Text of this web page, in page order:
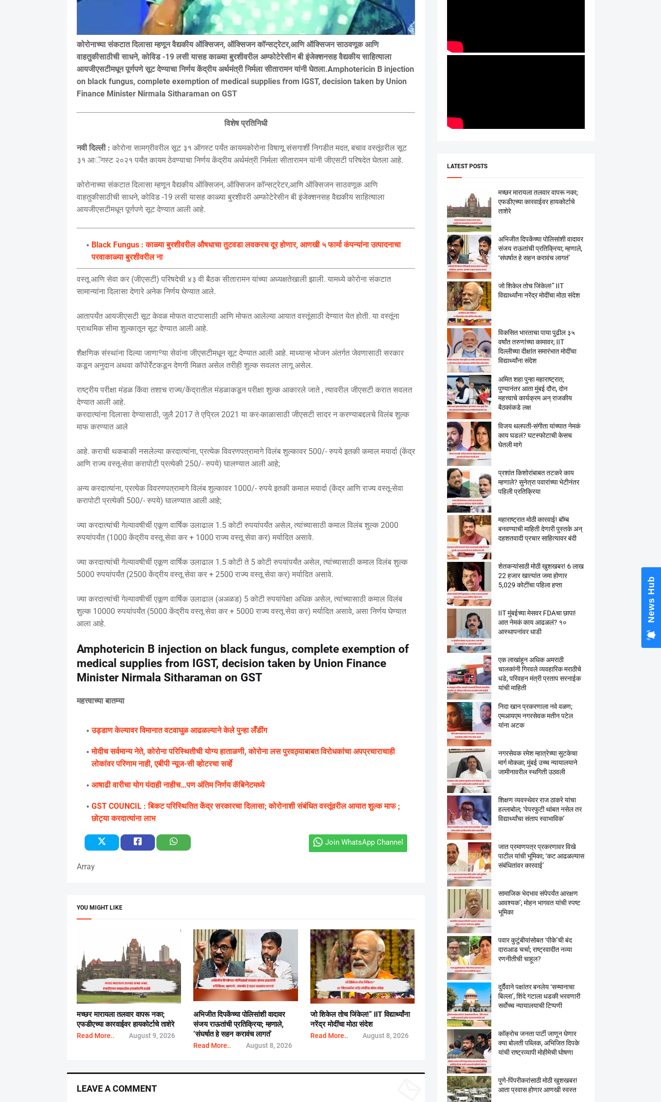
कोरोनाच्या संकटात दिलासा म्हणून वैद्यकीय ऑक्सिजन, ऑक्सिजन कॉन्सट्रेटर,आणि ऑक्सिजन साठवणूक आणि
वाहतुकीसाठीची साधने, कोविड -19 लसी यासह काळ्या बुरशीवरील अम्फोटेरेसीन बी इंजेक्शनसह वैद्यकीय साहित्याला
आयजीएसटीमधून पूर्णपणे सूट देण्याचा निर्णय केंद्रीय अर्थमंत्री निर्मला सीतारामन यांनी घेतला.Amphotericin B injection
on black fungus, complete exemption of medical supplies from IGST, decision taken by Union
Finance Minister Nirmala Sitharaman on GST
विशेष प्रतिनिधी
नवी दिल्ली : कोरोना सामग्रीवरील सूट ३१ ऑगस्ट पर्यंत कायमकोरोना विषाणू संसगार्शी निगडीत मदत, बचाव वस्तूंवरील सूट
३१ आॅगस्ट २०२१ पर्यंत कायम ठेवण्याचा निर्णय केंद्रीय अर्थमंत्री निर्मला सीतारामन यांनी जीएसटी परिषदेत घेतला आहे.
कोरोनाच्या संकटात दिलासा म्हणून वैद्यकीय ऑक्सिजन, ऑक्सिजन कॉन्सट्रेटर,आणि ऑक्सिजन साठवणूक आणि
वाहतुकीसाठीची साधने, कोविड -19 लसी यासह काळ्या बुरशीवरी अम्फोटेरेसीन बी इंजेक्शनसह वैद्यकीय साहित्याला
आयजीएसटीमधून पूर्णपणे सूट देण्यात आली आहे.
Black Fungus : काळ्या बुरशीवरील औषधाचा तुटवडा लवकरच दूर होणार, आणखी ५ फार्मा कंपन्यांना उत्पादनाचा
परवाकाळ्या बुरशीवरील ना
वस्तू आणि सेवा कर (जीएसटी) परिषदेची ४३ वी बैठक सीतारामन यांच्या अध्यक्षतेखाली झाली. यामध्ये कोरोना संकटात
सामान्यांना दिलासा देणारे अनेक निर्णय घेण्यात आले.
आतापर्यंत आयजीएसटी सूट केवळ मोफत वाटपासाठी आणि मोफत आलेल्या आयात वस्तूंसाठी देण्यात येत होती. या वस्तूंना
प्राथमिक सीमा शुल्कातून सूट देण्यात आली आहे.
शैक्षणिक संस्थांना दिल्या जाणाºया सेवांना जीएसटीमधून सूट देण्यात आली आहे. माध्यान्ह भोजन अंतर्गत जेवणासाठी सरकार
कडून अनुदान अथवा कॉपोर्रेटकडून देणगी मिळत असेल तरीही शुल्क सवलत लागू असेल.
राष्ट्रीय परीक्षा मंडळ किंवा तशाच राज्य/केंद्रातील मंडळाकडून परीक्षा शुल्क आकारले जाते , त्यावरील जीएसटी करात सवलत
देण्यात आली आहे.
करदात्यांना दिलासा देण्यासाठी, जुलै 2017 ते एप्रिल 2021 या कर-काळासाठी जीएसटी सादर न करण्याबद्दलचे विलंब शुल्क
माफ करण्यात आले
आहे. कराची थकबाकी नसलेल्या करदात्यांना, प्रत्येक विवरणपत्रामागे विलंब शुल्कावर 500/- रुपये इतकी कमाल मयार्दा (केंद्र
आणि राज्य वस्तू-सेवा करापोटी प्रत्येकी 250/- रुपये) घालण्यात आली आहे;
अन्य करदात्यांना, प्रत्येक विवरणपत्रामागे विलंब शुल्कावर 1000/- रुपये इतकी कमाल मयार्दा (केंद्र आणि राज्य वस्तू-सेवा
करापोटी प्रत्येकी 500/- रुपये) घालण्यात आली आहे;
ज्या करदात्यांची गेल्यावषीर्ची एकूण वार्षिक उलाढाल 1.5 कोटी रुपयांपर्यंत असेल, त्यांच्यासाठी कमाल विलंब शुल्क 2000
रुपयांपर्यंत (1000 केंद्रीय वस्तू सेवा कर + 1000 राज्य वस्तू सेवा कर) मर्यादित असावे.
ज्या करदात्यांची गेल्यावषीर्ची एकूण वार्षिक उलाढाल 1.5 कोटी ते 5 कोटी रुपयांपर्यंत असेल, त्यांच्यासाठी कमाल विलंब शुल्क
5000 रुपयांपर्यंत (2500 केंद्रीय वस्तू सेवा कर + 2500 राज्य वस्तू सेवा कर) मर्यादित असावे.
ज्या करदात्यांची गेल्यावषीर्ची एकूण वार्षिक उलाढाल (अअळड) 5 कोटी रुपयांपेक्षा अधिक असेल, त्यांच्यासाठी कमाल विलंब
शुल्क 10000 रुपयांपर्यंत (5000 केंद्रीय वस्तू सेवा कर + 5000 राज्य वस्तू सेवा कर) मर्यादित असावे, असा निर्णय घेण्यात
आला आहे.
Amphotericin B injection on black fungus, complete exemption of
medical supplies from IGST, decision taken by Union Finance
Minister Nirmala Sitharaman on GST
महत्त्वाच्या बातम्या
उड्डाण केल्यावर विमानात वटवाघुळ आढळल्याने केले पुन्हा लॅँडींग
मोदीच सर्वमान्य नेते, कोरोना परिस्थितीची योग्य हाताळणी, कोरोना लस पुरवठ्याबाबत विरोधकांचा अपप्रचाराचाही
लोकांवर परिणाम नाही, एबीपी न्यूज-सी व्होटरचा सर्व्हे
आषाढी वारीचा योग यंदाही नाहीच…पण अंतिम निर्णय कॅबिनेटमध्ये
GST COUNCIL : बिकट परिस्थितित केंद्र सरकारचा दिलासा; कोरोनाशी संबंधित वस्तूंवरील आयात शुल्क माफ ;
छोट्या करदात्यांना लाभ
Join WhatsApp Channel
Array
YOU MIGHT LIKE
मच्छर मारायला तलवार वापरू नका;
एफडीएच्या कारवाईवर हायकोर्टाचे ताशेरे
Read More.. August 9, 2026
अभिजीत दिपकेंच्या पोलिसांशी वादावर
संजय राऊतांची प्रतिक्रिया; म्हणाले,
‘संघर्षात हे सहन करावंच लागतं’
Read More.. August 8, 2026
जो शिकेल तोच जिंकेल!” IIT विद्यार्थ्यांना
नरेंद्र मोदींचा मोठा संदेश
Read More.. August 8, 2026
LEAVE A COMMENT
LATEST POSTS
मच्छर मारायला तलवार वापरू नका;
एफडीएच्या कारवाईवर हायकोर्टाचे
ताशेरे
अभिजीत दिपकेंच्या पोलिसांशी वादावर
संजय राऊतांची प्रतिक्रिया; म्हणाले,
‘संघर्षात हे सहन करावंच लागतं’
जो शिकेल तोच जिंकेल!” IIT
विद्यार्थ्यांना नरेंद्र मोदींचा मोठा संदेश
विकसित भारताचा पाया पुढील ३५
वर्षांत तरुणांच्या कामावर; IIT
दिल्लीच्या दीक्षांत समारंभात मोदींचा
विद्यार्थ्यांना संदेश
अमित शहा पुन्हा महाराष्ट्रात;
पुण्यानंतर आता मुंबई दौरा, दोन
महत्त्वाचे कार्यक्रम अन् राजकीय
बैठकांकडे लक्ष
विजय थलपती-संगीता यांच्यात नेमकं
काय घडलं? घटस्फोटाची केसच
घेतली मागे
प्रशांत किशोरांबाबत तटकरे काय
म्हणाले? सुनेत्रा पवारांच्या भेटीनंतर
पहिली प्रतिक्रिया
महाराष्ट्रात मोठी कारवाई! बॉम्ब
बनवण्याची माहिती देणारी पुस्तके अन्
दहशतवादी प्रचार साहित्यावर बंदी
शेतकऱ्यांसाठी मोठी खुशखबर! 6 लाख
22 हजार खात्यांत जमा होणार
5,029 कोटींचा पहिला हप्ता
IIT मुंबईच्या मेसवर FDAचा छापा!
आत नेमकं काय आढळलं? १०
आस्थापनांवर धाडी
एक लाखांहून अधिक अमराठी
चालकांनी गिरवले व्यवहारिक मराठीचे
धडे, परिवहन मंत्री प्रताप सरनाईक
यांची माहिती
निदा खान प्रकरणाला नवे वळण;
एमआयएम नगरसेवक मतीन पटेल
यांना अटक
नगरसेवक रमेश म्हात्रेच्या सुटकेचा
मार्ग मोकळा; मुंबई उच्च न्यायालयाने
जामीनावरील स्थगिती उठवली
शिक्षण व्यवस्थेवर राज ठाकरे यांचा
हल्लाबोल; ‘पेपरफुटी थांबत नसेल तर
विद्यार्थ्यांचा संताप स्वाभाविक’
जात प्रमाणपत्र प्रकरणावर विखे
पाटील यांची भूमिका; ‘कट आढळल्यास
संबंधितांवर कारवाई’
सामाजिक भेदभाव संपेपर्यंत आरक्षण
आवश्यक’; मोहन भागवत यांची स्पष्ट
भूमिका
पवार कुटुंबीयांसोबत ‘पीके’ची बंद
दाराआड चर्चा; राष्ट्रवादीत नव्या
रणनीतीची चाहूल?
दुर्दैवाने पक्षांतर बनलेय ‘सन्मानाचा
बिल्ला’, शिंदे गटाला धडकी भरवणारी
सर्वाेच्च न्यायालयाची टिप्पणी
काॅक्राेच जनता पार्टी जाणून घेणार
क्या बाेलती पब्लिक, अभिजित दिपके
यांची राष्ट्रव्यापी माेहीमेची घाेषणा
पुणे-पिंपरीकरांसाठी मोठी खुशखबर!
आता प्रवास होणार आणखी स्वस्त
News Hub